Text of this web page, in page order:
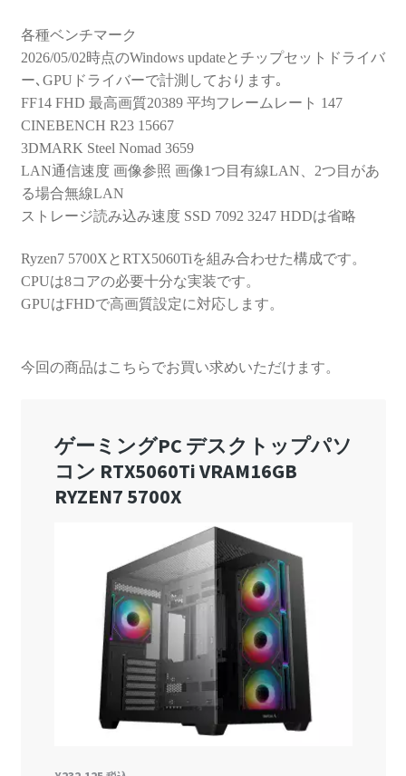
各種ベンチマーク
2026/05/02時点のWindows updateとチップセットドライバ
ー､GPUドライバーで計測しております｡
FF14 FHD 最高画質20389 平均フレームレート 147
CINEBENCH R23 15667
3DMARK Steel Nomad 3659
LAN通信速度 画像参照 画像1つ目有線LAN、2つ目があ
る場合無線LAN
ストレージ読み込み速度 SSD 7092 3247 HDDは省略
Ryzen7 5700XとRTX5060Tiを組み合わせた構成です。
CPUは8コアの必要十分な実装です。
GPUはFHDで高画質設定に対応します。
今回の商品はこちらでお買い求めいただけます。